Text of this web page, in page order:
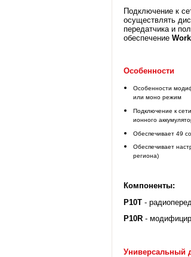
Подключение к
осуществлять
передатчика и
обеспечение
Особенности
Особенности
или моно режим
Подключение к
ионного
Обеспечивает 49
Обеспечивает
региона)
Компоненты:
P10T -
P10R -
Универсальный